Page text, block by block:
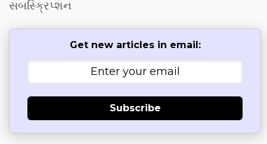
સબસ્ક્રિપ્શન
Get new articles in email:
Subscribe